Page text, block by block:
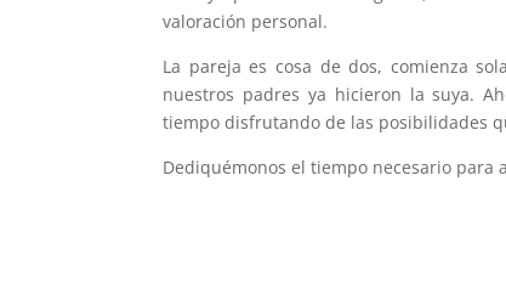
valoración personal.
La pareja es cosa de dos, comienza
nuestros padres ya hicieron la suya.
tiempo disfrutando de las posibilidades
Dediquémonos el tiempo necesario para